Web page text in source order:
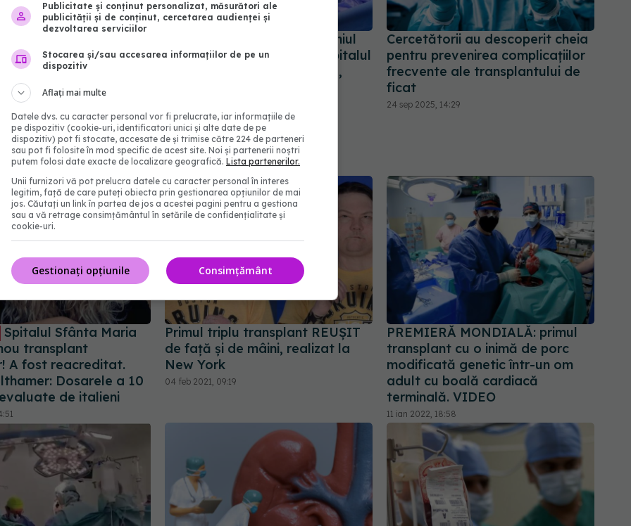
crească numărul de
organe. Gabriel
viață poate salva 7
opțiuni, în
nu sunt dezvoltate
Premieră medicală în domeniul
transplantului hepatic, la Spitalul
Clinic SANADOR: recoltarea,
Cercetătorii au descoperit cheia
pentru prevenirea complicațiilor
frecvente ale transplantului de
ficat
24 sep 2025, 14:29
Spitalul Sfânta Maria
transplant
A fost reacreditat.
Dosarele a 10
de italieni
Primul triplu transplant REUȘIT
de față și de mâini, realizat la
New York
04 feb 2021, 09:19
PREMIERĂ MONDIALĂ: primul
transplant cu o inimă de porc
modificată genetic într-un om
adult cu boală cardiacă
terminală. VIDEO
11 ian 2022, 18:58
Publicitate și conținut personalizat, măsurători ale
publicității și de conținut, cercetarea audienței și
dezvoltarea serviciilor
Stocarea și/sau accesarea informațiilor de pe un
dispozitiv
Aflați mai multe
Datele dvs. cu caracter personal vor fi prelucrate, iar informațiile de
pe dispozitiv (cookie-uri, identificatori unici și alte date de pe
dispozitiv) pot fi stocate, accesate de și trimise către 224 de parteneri
sau pot fi folosite în mod specific de acest site. Noi și partenerii noștri
putem folosi date exacte de localizare geografică. Lista partenerilor.
Unii furnizori vă pot prelucra datele cu caracter personal în interes
legitim, față de care puteți obiecta prin gestionarea opțiunilor de mai
jos. Căutați un link în partea de jos a acestei pagini pentru a gestiona
sau a vă retrage consimțământul în setările de confidențialitate și
cookie-uri.
Consimțământ
Gestionați opțiunile